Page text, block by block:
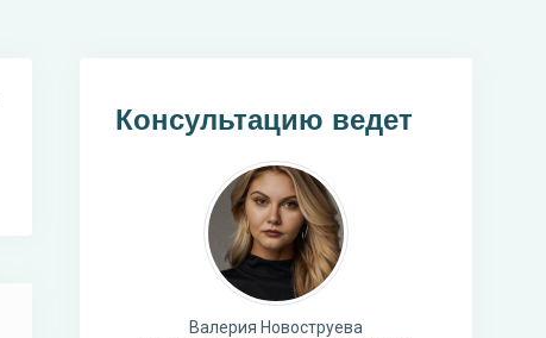
Консультацию ведет
Валерия Новоструева